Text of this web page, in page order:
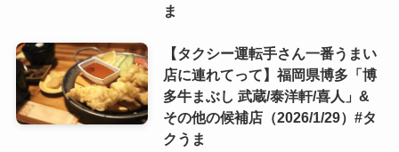
ま
【タクシー運転手さん一番うまい
店に連れてって】福岡県博多「博
多牛まぶし 武蔵/泰洋軒/喜人」&
その他の候補店（2026/1/29）#タ
クうま